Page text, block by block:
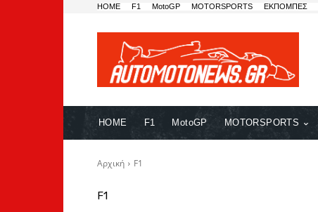
HOME F1 MotoGP MOTORSPORTS ΕΚΠΟΜΠΕΣ
HOME F1 MotoGP MOTORSPORTS
Αρχική F1
F1